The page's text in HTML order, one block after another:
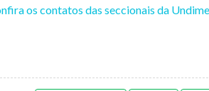
os contatos das seccionais da